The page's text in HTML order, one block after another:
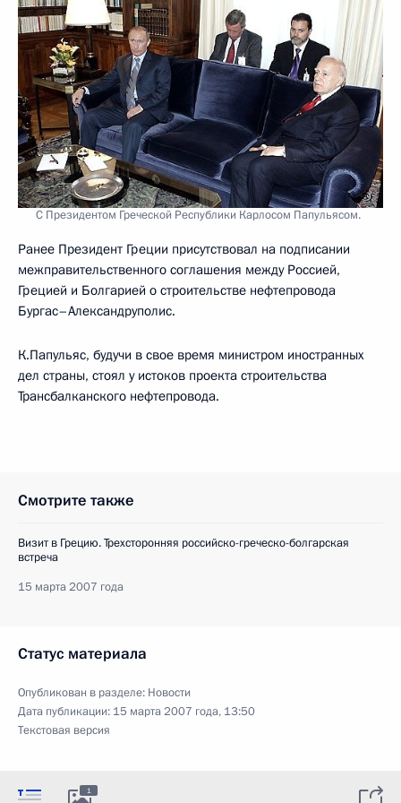
С Президентом Греческой Республики Карлосом Папульясом.
Ранее Президент Греции присутствовал на подписании
межправительственного соглашения между Россией,
Грецией и Болгарией о строительстве нефтепровода
Бургас–Александруполис.
К.Папульяс, будучи в свое время министром иностранных
дел страны, стоял у истоков проекта строительства
Трансбалканского нефтепровода.
Смотрите также
Визит в Грецию. Трехсторонняя российско-греческо-болгарская
встреча
15 марта 2007 года
Статус материала
Опубликован в разделе: Новости
Дата публикации: 15 марта 2007 года, 13:50
Текстовая версия
1